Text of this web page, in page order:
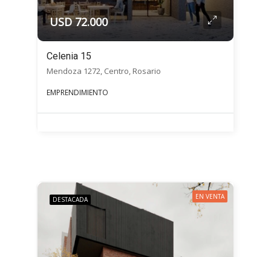
USD 72.000
Celenia 15
Mendoza 1272, Centro, Rosario
EMPRENDIMIENTO
DESTACADA EN VENTA